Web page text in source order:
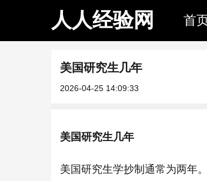
人人经验网 首
美国研究生几年
2026-04-25 14:09:33
美国研究生几年
美国研究生学抄制通常为两年。